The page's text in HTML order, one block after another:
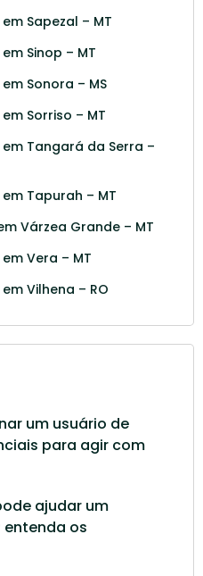
Sapezal – MT
Sinop – MT
Sonora – MS
Sorriso – MT
Tangará da Serra –
Tapurah – MT
Várzea Grande – MT
Vera – MT
Vilhena – RO
um usuário de
para agir com
ajudar um
os